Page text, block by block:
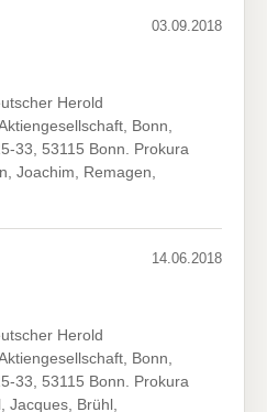
03.09.2018
Herold
Bonn,
33, 53115 Bonn. Prokura
Joachim, Remagen,
14.06.2018
Herold
Bonn,
33, 53115 Bonn. Prokura
Jacques, Brühl,